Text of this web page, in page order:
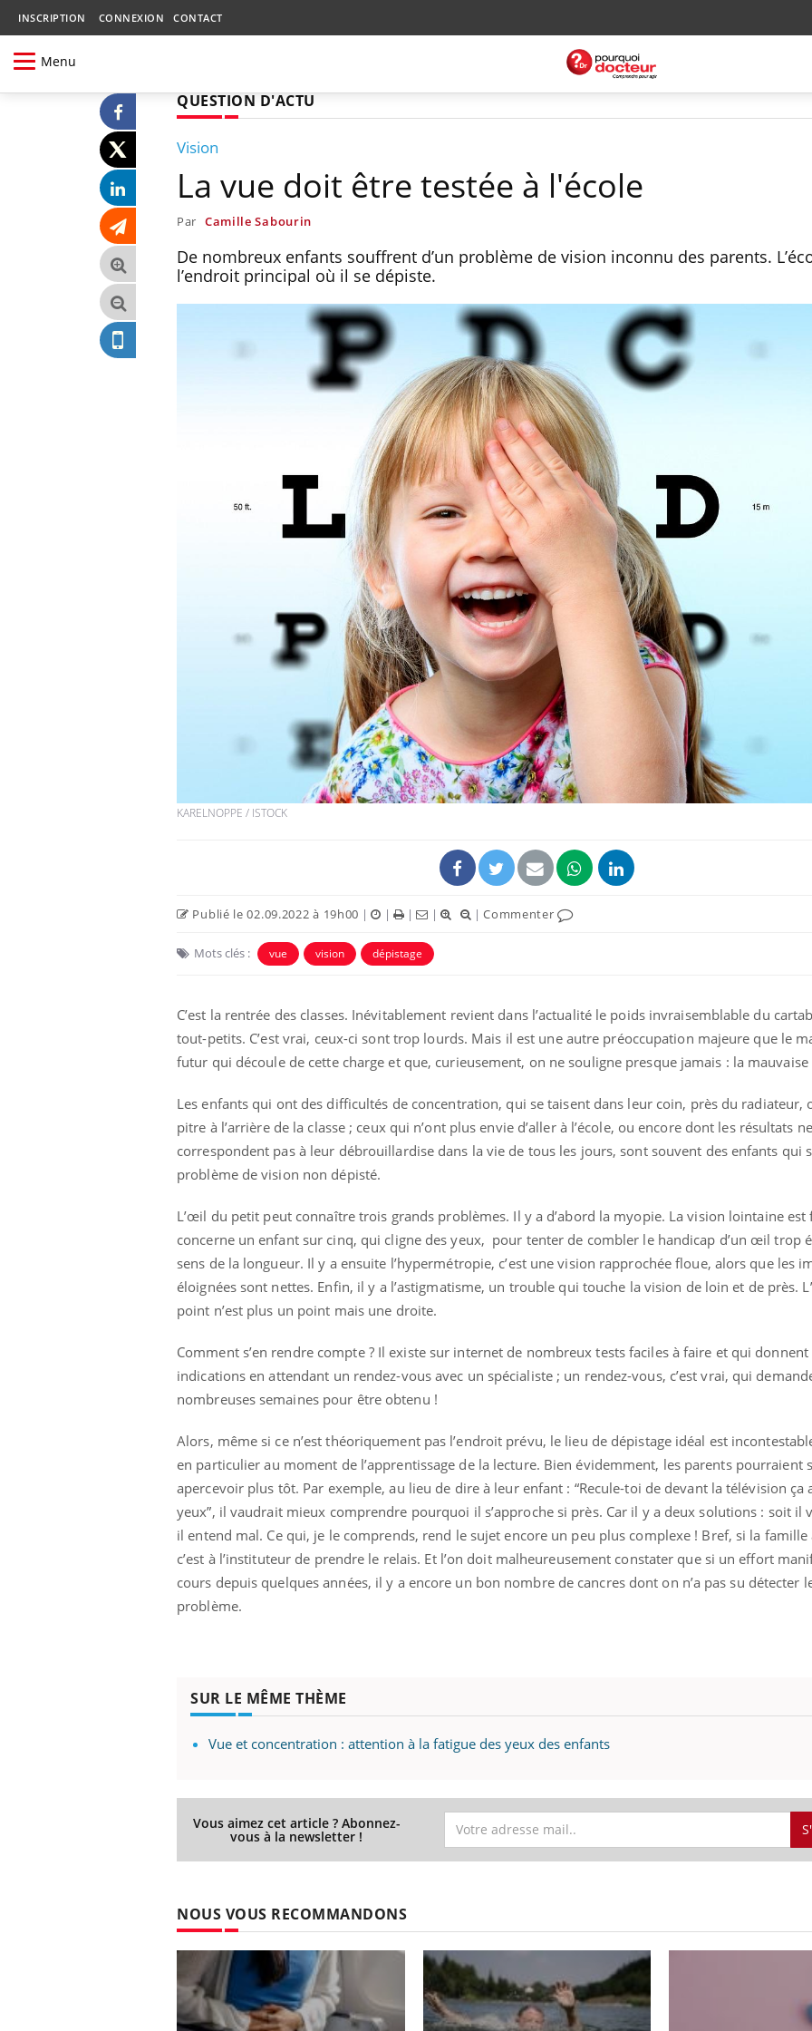
INSCRIPTION CONNEXION CONTACT
Menu
QUESTION D'ACTU
Vision
La vue doit être testée à l'école
Par Camille Sabourin
De nombreux enfants souffrent d’un problème de vision inconnu des parents.
l’endroit principal où il se dépiste.
KARELNOPPE / ISTOCK
Publié le 02.09.2022 à 19h00 | | | | |Commenter
Mots clés : vue vision dépistage
C’est la rentrée des classes. Inévitablement revient dans l’actualité le poids invraisemblable du
tout-petits. C’est vrai, ceux-ci sont trop lourds. Mais il est une autre préoccupation majeure que le
futur qui découle de cette charge et que, curieusement, on ne souligne presque jamais : la mauvaise
Les enfants qui ont des difficultés de concentration, qui se taisent dans leur coin, près du radiateur,
pitre à l’arrière de la classe ; ceux qui n’ont plus envie d’aller à l’école, ou encore dont les résultats ne
correspondent pas à leur débrouillardise dans la vie de tous les jours, sont souvent des enfants qui
problème de vision non dépisté.
L’œil du petit peut connaître trois grands problèmes. Il y a d’abord la myopie. La vision lointaine est
concerne un enfant sur cinq, qui cligne des yeux, pour tenter de combler le handicap d’un œil trop
sens de la longueur. Il y a ensuite l’hypermétropie, c’est une vision rapprochée floue, alors que les
éloignées sont nettes. Enfin, il y a l’astigmatisme, un trouble qui touche la vision de loin et de près.
point n’est plus un point mais une droite.
Comment s’en rendre compte ? Il existe sur internet de nombreux tests faciles à faire et qui
indications en attendant un rendez-vous avec un spécialiste ; un rendez-vous, c’est vrai, qui
nombreuses semaines pour être obtenu !
Alors, même si ce n’est théoriquement pas l’endroit prévu, le lieu de dépistage idéal est
en particulier au moment de l’apprentissage de la lecture. Bien évidemment, les parents pourraient
apercevoir plus tôt. Par exemple, au lieu de dire à leur enfant : “Recule-toi de devant la télévision ça
yeux”, il vaudrait mieux comprendre pourquoi il s’approche si près. Car il y a deux solutions : soit il
il entend mal. Ce qui, je le comprends, rend le sujet encore un peu plus complexe ! Bref, si la famille
c’est à l’instituteur de prendre le relais. Et l’on doit malheureusement constater que si un effort
cours depuis quelques années, il y a encore un bon nombre de cancres dont on n’a pas su détecter
problème.
SUR LE MÊME THÈME
Vue et concentration : attention à la fatigue des yeux des enfants
Vous aimez cet article ? Abonnez-
vous à la newsletter !
NOUS VOUS RECOMMANDONS
Pourquoi votre ventre
gâche-t-il les premiers
jours de vos vacances ?
Fortes chaleurs :
pourquoi le risque de
noyade grimpe-t-il ?
Le Viagra pourrait-il
freiner la propagation du
cancer ?
de
Il y a des sujets qui sont faciles à aborder...
d'autres non ! D'un côté, poser des
questions sur la maladie d'un proche c'est
Fatigue, irritabilité,
même alopécie… Les
carence en fer sont